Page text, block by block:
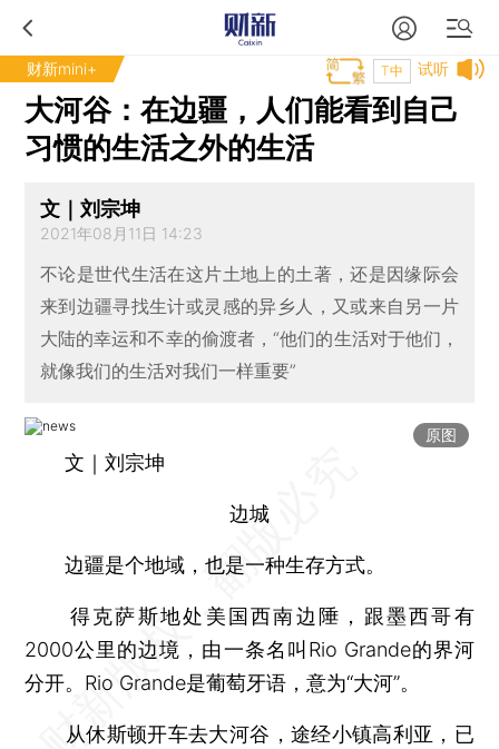
财新mini+ 试听
T中
大河谷：在边疆，人们能看到自己
习惯的生活之外的生活
文｜刘宗坤
2021年08月11日 14:23
不论是世代生活在这片土地上的土著，还是因缘际会
来到边疆寻找生计或灵感的异乡人，又或来自另一片
大陆的幸运和不幸的偷渡者，“他们的生活对于他们，
就像我们的生活对我们一样重要”
原图
文｜刘宗坤
边城
边疆是个地域，也是一种生存方式。
得克萨斯地处美国西南边陲，跟墨西哥有
2000公里的边境，由一条名叫Rio Grande的界河
分开。Rio Grande是葡萄牙语，意为“大河”。
从休斯顿开车去大河谷，途经小镇高利亚，已